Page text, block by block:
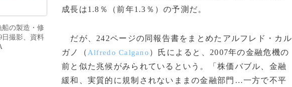
船の製造・修
日撮影、資料
成長は1.8％（前年1.3％）の予測だ。
だが、242ページの同報告書をまとめたアルフレド・カル
ガノ（ Alfredo Calgano ）氏によると、2007年の金融危機の
前と似た兆候がみられているという。「株価バブル、金融
緩和、実質的に規制されないままの金融部門…一方で不平